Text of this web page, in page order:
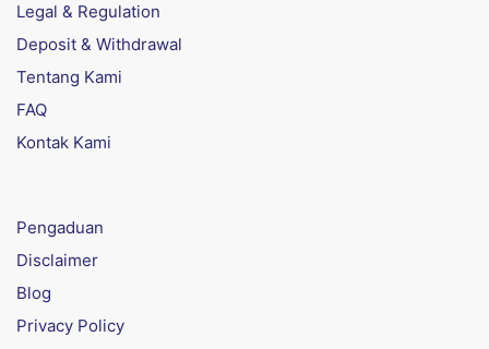
Legal & Regulation
Deposit & Withdrawal
Tentang Kami
FAQ
Kontak Kami
Pengaduan
Disclaimer
Blog
Privacy Policy